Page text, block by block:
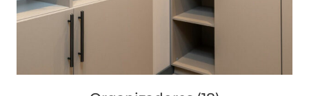
Organizadores(18)